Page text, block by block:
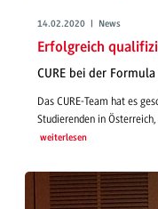
14.02.2020 | News
Erfolgreich
CURE bei der
Das CURE-Team hat es
Studierenden in
weiterlesen